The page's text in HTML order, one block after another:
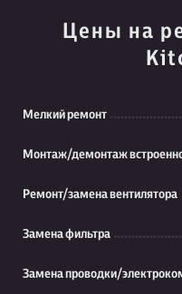
Цены на
Мелкий ремонт
Монтаж/демонтаж
Ремонт/замена вентилятора
Замена фильтра
Замена проводки/